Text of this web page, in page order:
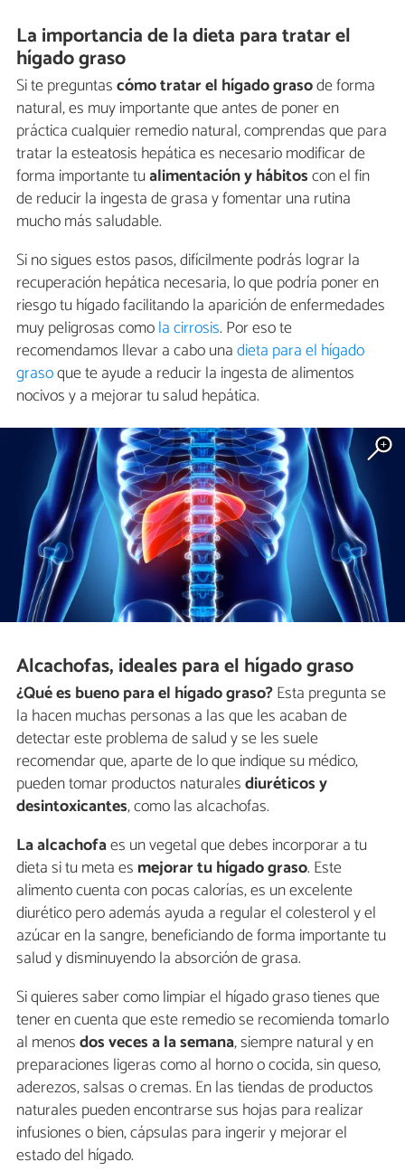
La importancia de la dieta para tratar el
hígado graso
Si te preguntascómo tratar el hígado grasode forma
natural, es muy importante que antes de poner en
práctica cualquier remedio natural, comprendas que para
tratar la esteatosis hepática es necesario modificar de
forma importante tualimentación y hábitoscon el fin
de reducir la ingesta de grasa y fomentar una rutina
mucho más saludable.
Si no sigues estos pasos, difícilmente podrás lograr la
recuperación hepática necesaria, lo que podría poner en
riesgo tu hígado facilitando la aparición de enfermedades
muy peligrosas comola cirrosis. Por eso te
recomendamos llevar a cabo unadieta para el hígado
grasoque te ayude a reducir la ingesta de alimentos
nocivos y a mejorar tu salud hepática.
Alcachofas, ideales para el hígado graso
¿Qué es bueno para el hígado graso?Esta pregunta se
la hacen muchas personas a las que les acaban de
detectar este problema de salud y se les suele
recomendar que, aparte de lo que indique su médico,
pueden tomar productos naturalesdiuréticos y
desintoxicantes, como las alcachofas.
La alcachofaes un vegetal que debes incorporar a tu
dieta si tu meta es mejorar tu hígado graso. Este
alimento cuenta con pocas calorías, es un excelente
diurético pero además ayuda a regular el colesterol y el
azúcar en la sangre, beneficiando de forma importante tu
salud y disminuyendo la absorción de grasa.
Si quieres saber como limpiar el hígado graso tienes que
tener en cuenta que este remedio se recomienda tomarlo
al menosdos veces a la semana, siempre natural y en
preparaciones ligeras como al horno o cocida, sin queso,
aderezos, salsas o cremas. En las tiendas de productos
naturales pueden encontrarse sus hojas para realizar
infusiones o bien, cápsulas para ingerir y mejorar el
estado del hígado.